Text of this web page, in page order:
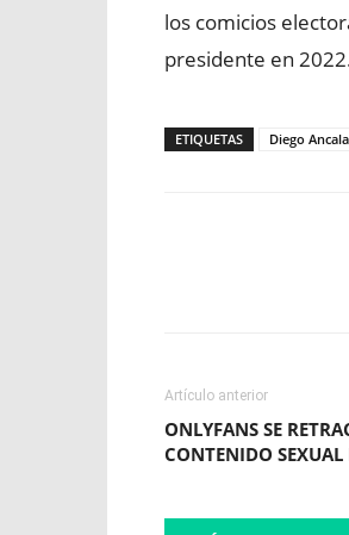
los comicios
presidente en
ETIQUETAS Diego
Artículo anterior
ONLYFANS SE
CONTENIDO SEXUAL